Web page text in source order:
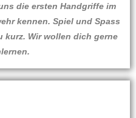
die ersten Handgriffe im
kennen. Spiel und Spass
kurz. Wir wollen dich gerne